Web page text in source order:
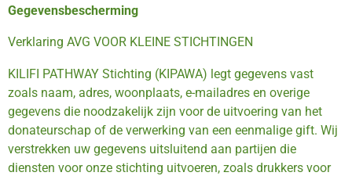
Gegevensbescherming
Verklaring AVG VOOR KLEINE STICHTINGEN
KILIFI PATHWAY Stichting (KIPAWA) legt gegevens vast
zoals naam, adres, woonplaats, e-mailadres en overige
gegevens die noodzakelijk zijn voor de uitvoering van het
donateurschap of de verwerking van een eenmalige gift. Wij
verstrekken uw gegevens uitsluitend aan partijen die
diensten voor onze stichting uitvoeren, zoals drukkers voor